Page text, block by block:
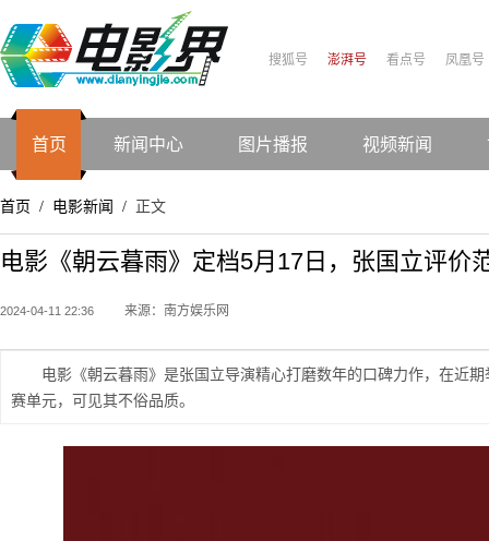
搜狐号 澎湃号 看点号 凤凰号
首页 新闻中心 图片播报 视频新闻
首页 / 电影新闻 / 正文
电影《朝云暮雨》定档5月17日，张国立评价
2024-04-11 22:36 来源：南方娱乐网
电影《朝云暮雨》是张国立导演精心打磨数年的口碑力作，在近
赛单元，可见其不俗品质。